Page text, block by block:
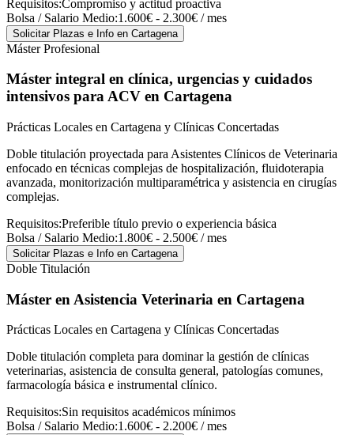
Requisitos:Compromiso y actitud proactiva
Bolsa / Salario Medio:1.600€ - 2.300€ / mes
Solicitar Plazas e Info en Cartagena
Máster Profesional
Máster integral en clínica, urgencias y cuidados
intensivos para ACV en Cartagena
Prácticas Locales en Cartagena y Clínicas Concertadas
Doble titulación proyectada para Asistentes Clínicos de Veterinaria
enfocado en técnicas complejas de hospitalización, fluidoterapia
avanzada, monitorización multiparamétrica y asistencia en cirugías
complejas.
Requisitos:Preferible título previo o experiencia básica
Bolsa / Salario Medio:1.800€ - 2.500€ / mes
Solicitar Plazas e Info en Cartagena
Doble Titulación
Máster en Asistencia Veterinaria en Cartagena
Prácticas Locales en Cartagena y Clínicas Concertadas
Doble titulación completa para dominar la gestión de clínicas
veterinarias, asistencia de consulta general, patologías comunes,
farmacología básica e instrumental clínico.
Requisitos:Sin requisitos académicos mínimos
Bolsa / Salario Medio:1.600€ - 2.200€ / mes